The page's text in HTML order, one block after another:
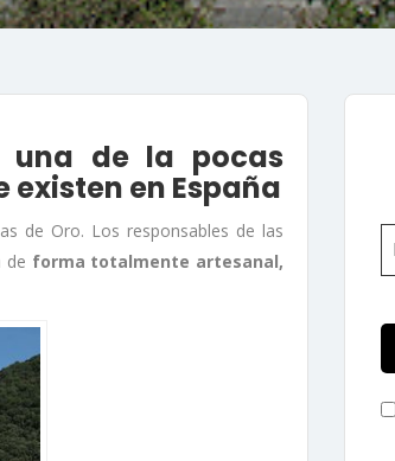
una de la pocas
en España
de Oro. Los responsables de las
de forma totalmente artesanal,